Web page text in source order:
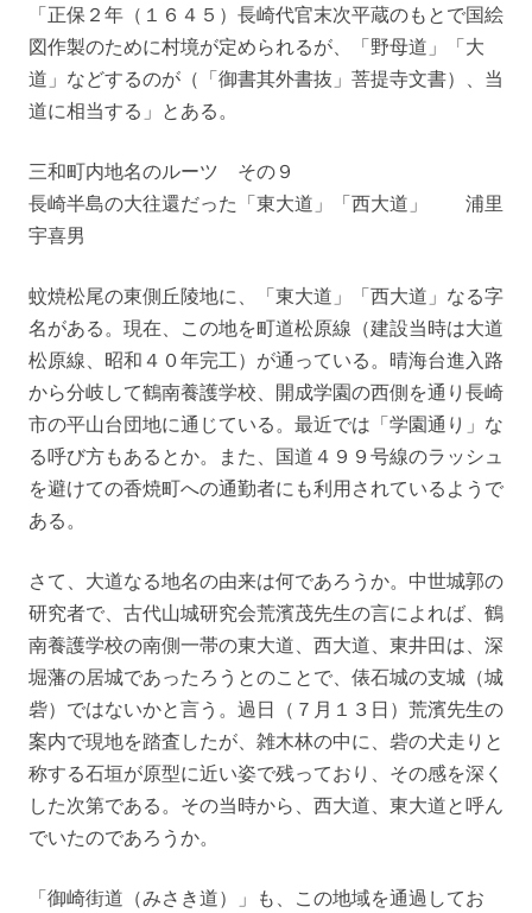
「正保２年（１６４５）長崎代官末次平蔵のもとで国絵
図作製のために村境が定められるが、「野母道」「大
道」などするのが（「御書其外書抜」菩提寺文書）、当
道に相当する」とある。
三和町内地名のルーツ その９
長崎半島の大往還だった「東大道」「西大道」 浦里
宇喜男
蚊焼松尾の東側丘陵地に、「東大道」「西大道」なる字
名がある。現在、この地を町道松原線（建設当時は大道
松原線、昭和４０年完工）が通っている。晴海台進入路
から分岐して鶴南養護学校、開成学園の西側を通り長崎
市の平山台団地に通じている。最近では「学園通り」な
る呼び方もあるとか。また、国道４９９号線のラッシュ
を避けての香焼町への通勤者にも利用されているようで
ある。
さて、大道なる地名の由来は何であろうか。中世城郭の
研究者で、古代山城研究会荒濱茂先生の言によれば、鶴
南養護学校の南側一帯の東大道、西大道、東井田は、深
堀藩の居城であったろうとのことで、俵石城の支城（城
砦）ではないかと言う。過日（７月１３日）荒濱先生の
案内で現地を踏査したが、雑木林の中に、砦の犬走りと
称する石垣が原型に近い姿で残っており、その感を深く
した次第である。その当時から、西大道、東大道と呼ん
でいたのであろうか。
「御崎街道（みさき道）」も、この地域を通過してお